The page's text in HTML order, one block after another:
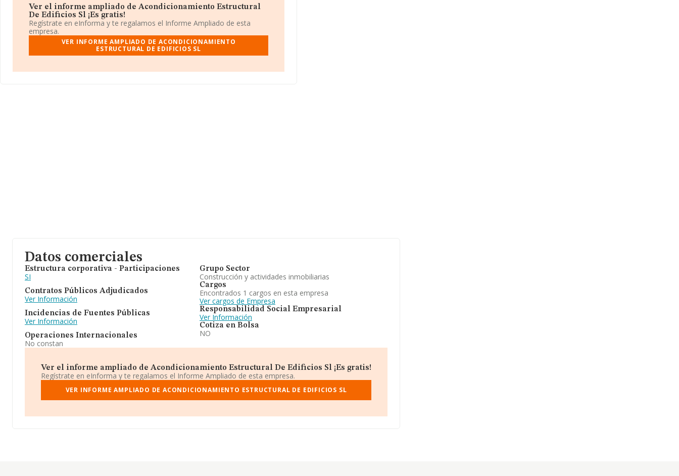
nivel nacional la facturación asciende a 36.783 millones de euros y se calcula un
promedio de facturación de 194 mil euros entre todas las compañías. En relación
con la información de la provincia de Zaragoza, en la base de datos INFORMA
constan 2866 empresas, con ventas de 818 millones de euros. Como información
adicional de interés, los empleados de media son 2. La antigüedad desde la
constitución es de 17 años.
Ver el informe ampliado de Acondicionamiento Estructural
De Edificios Sl ¡Es gratis!
Regístrate en eInforma y te regalamos el Informe Ampliado de esta
empresa.
VER INFORME AMPLIADO DE ACONDICIONAMIENTO
ESTRUCTURAL DE EDIFICIOS SL
Datos comerciales
Estructura corporativa - Participaciones
SI
Contratos Públicos Adjudicados
Ver Información
Incidencias de Fuentes Públicas
Ver Información
Operaciones Internacionales
No constan
Grupo Sector
Construcción y actividades inmobiliarias
Cargos
Encontrados 1 cargos en esta empresa
Ver cargos de Empresa
Responsabilidad Social Empresarial
Ver Información
Cotiza en Bolsa
NO
Ver el informe ampliado de Acondicionamiento Estructural De Edificios Sl ¡Es gratis!
Regístrate en eInforma y te regalamos el Informe Ampliado de esta empresa.
VER INFORME AMPLIADO DE ACONDICIONAMIENTO ESTRUCTURAL DE EDIFICIOS SL